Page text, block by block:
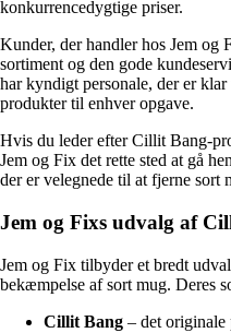
konkurrencedygtige priser.
Kunder, der handler hos Jem og
sortiment og den gode
har kyndigt personale, der er
produkter til enhver opgave.
Hvis du leder efter Cillit Bang-
Jem og Fix det rette sted at gå
der er velegnede til at fjerne
Jem og Fixs udvalg af
Jem og Fix tilbyder et bredt
bekæmpelse af sort mug. Deres
Cillit Bang – det